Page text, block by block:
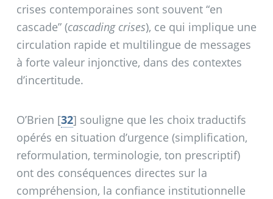
crises contemporaines sont souvent “en
cascade” (cascading crises), ce qui implique une
circulation rapide et multilingue de messages
à forte valeur injonctive, dans des contextes
d’incertitude.
O’Brien [32] souligne que les choix traductifs
opérés en situation d’urgence (simplification,
reformulation, terminologie, ton prescriptif)
ont des conséquences directes sur la
compréhension, la confiance institutionnelle